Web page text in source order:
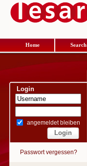
Home Search
Login
angemeldet bleiben
Passwort vergessen?